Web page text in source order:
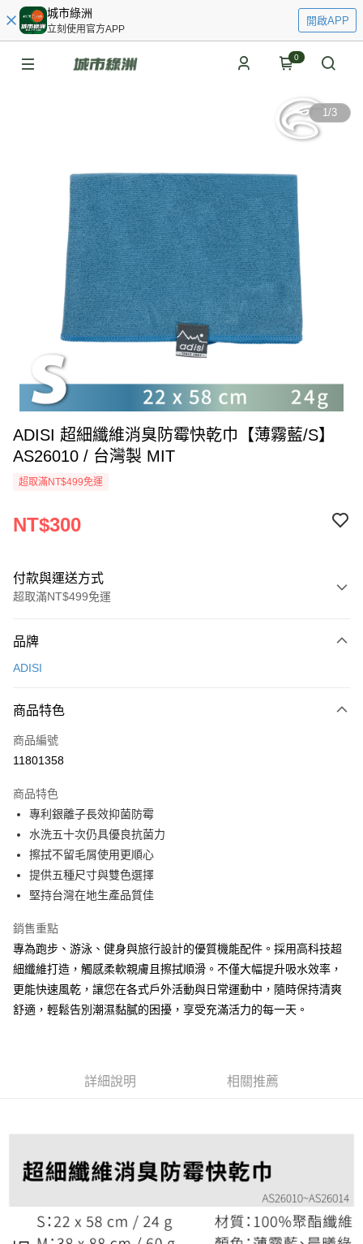
城市綠洲
立刻使用官方APP
開啟APP
0
1/3
ADISI 超細纖維消臭防霉快乾巾【薄霧藍/S】
AS26010 / 台灣製 MIT
超取滿NT$499免運
NT$300
付款與運送方式
超取滿NT$499免運
信用卡一次付款
LINE Pay
Apple Pay
悠遊付
Google Pay
全盈+PAY
AFTEE先享後付
【關於「AFTEE先享後付」】
AFTEE先享後付是「在收到商品之後才付款」的支付方式。 讓您購物簡單
１．簡單：不需註冊會員、不需綁卡、不需儲值。
２．便利：只要手機號碼，簡訊認證，即可結帳。
３．安心：先確認商品／服務後，再付款。
２．訂單成立數日內，您將收到繳費通知簡訊。
３．收到繳費通知簡訊後14天內，點擊此簡訊中的連結，可透過四大超商／
購買商品的店家。未經商家同意取消之訂單仍視為有效，需透過AFTEE先享
※ 交易是否成功請以「AFTEE先享後付 」之結帳頁面顯示為準，若有關於
是否繳費成功／繳費後需取消欲退款等相關疑問，請聯繫「AFTEE先享後付
https://netprotections.freshdesk.com/support/home
【注意事項】
１．透過由恩沛科技股份有限公司提供之「AFTEE先享後付」服務完成之交
ATM付款
運送方式
全家取貨付款
每筆NT$60，滿NT$799(含以上)免運費
每筆NT$100，滿NT$799(含以上)免運費
付款後門市自取
免運費
品牌
ADISI
商品特色
商品編號
11801358
商品特色
專利銀離子長效抑菌防霉
水洗五十次仍具優良抗菌力
擦拭不留毛屑使用更順心
提供五種尺寸與雙色選擇
堅持台灣在地生產品質佳
銷售重點
專為跑步、游泳、健身與旅行設計的優質機能配件。採用高科技超
細纖維打造，觸感柔軟親膚且擦拭順滑。不僅大幅提升吸水效率，
更能快速風乾，讓您在各式戶外活動與日常運動中，隨時保持清爽
舒適，輕鬆告別潮濕黏膩的困擾，享受充滿活力的每一天。
詳細說明 相關推薦